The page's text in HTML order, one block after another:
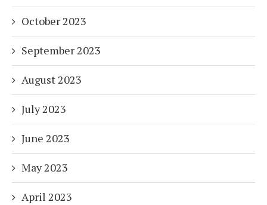
October 2023
September 2023
August 2023
July 2023
June 2023
May 2023
April 2023